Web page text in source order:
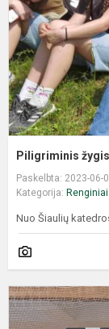
Piligriminis žygis
Paskelbta: 2023-06-
Kategorija: Renginiai
Nuo Šiaulių